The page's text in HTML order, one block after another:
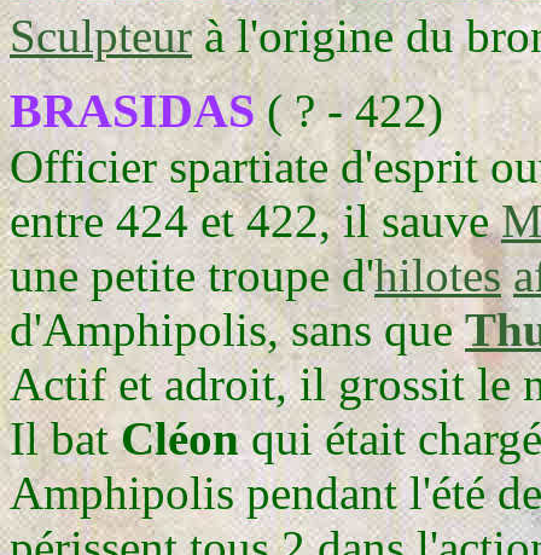
Sculpteurà l'origine du
BRASIDAS ( ? - 422)
Officier spartiate d'esprit
entre 424 et 422, il sauve
une petite troupe d'hilotes
d'Amphipolis, sans que
Actif et adroit, il grossit le
Il batCléonqui était
Amphipolis pendant l'été